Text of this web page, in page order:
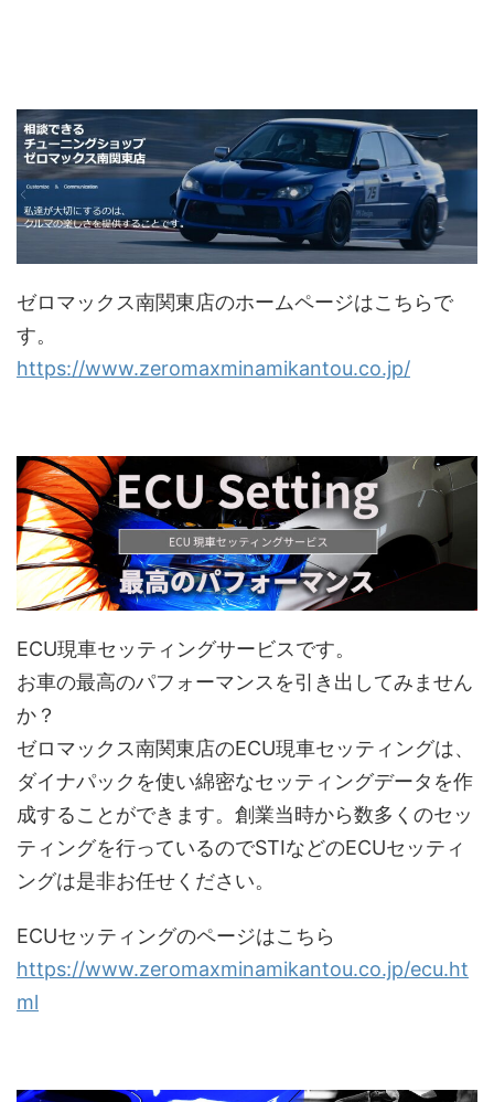
ゼロマックス南関東店のホームページはこちらで
す。
https://www.zeromaxminamikantou.co.jp/
ECU現車セッティングサービスです。
お車の最高のパフォーマンスを引き出してみません
か？
ゼロマックス南関東店のECU現車セッティングは、
ダイナパックを使い綿密なセッティングデータを作
成することができます。創業当時から数多くのセッ
ティングを行っているのでSTIなどのECUセッティ
ングは是非お任せください。
ECUセッティングのページはこちら
https://www.zeromaxminamikantou.co.jp/ecu.ht
ml